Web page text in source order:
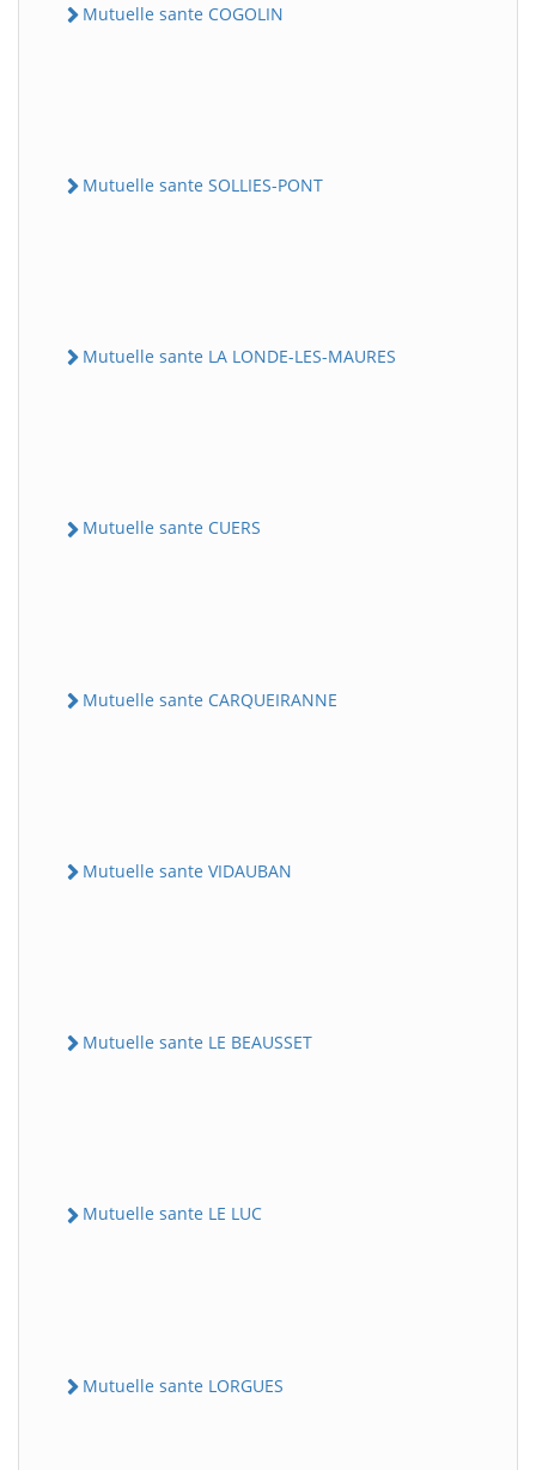
Mutuelle sante COGOLIN
Mutuelle sante SOLLIES-PONT
Mutuelle sante LA LONDE-LES-MAURES
Mutuelle sante CUERS
Mutuelle sante CARQUEIRANNE
Mutuelle sante VIDAUBAN
Mutuelle sante LE BEAUSSET
Mutuelle sante LE LUC
Mutuelle sante LORGUES